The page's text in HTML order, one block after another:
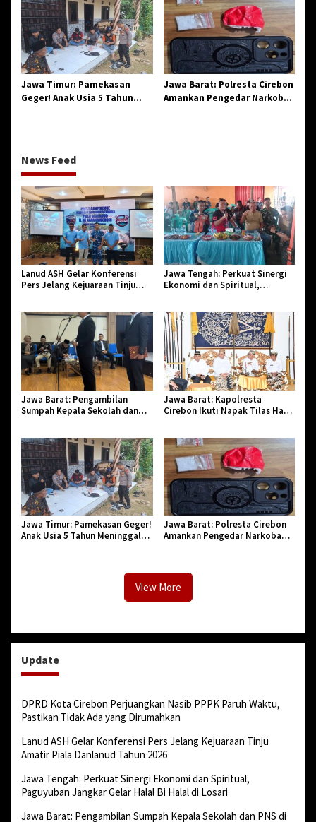
Aparatur Pendidikan dan
Birokrasi
Sejarah
Jawa Timur: Pamekasan
Geger! Anak Usia 5 Tahun
Jawa Barat: Polresta Cirebon
Amankan Pengedar Narkoba
News Feed
Lanud ASH Gelar Konferensi
Pers Jelang Kejuaraan Tinju
Jawa Tengah: Perkuat Sinergi
Ekonomi dan Spiritual,
Jawa Barat: Pengambilan
Sumpah Kepala Sekolah dan
Pendidikan dan Birokrasi
Jawa Barat: Kapolresta
Cirebon Ikuti Napak Tilas Hari
Jawa Timur: Pamekasan Geger!
Anak Usia 5 Tahun Meninggal
Jawa Barat: Polresta Cirebon
Amankan Pengedar Narkoba
View More
Update
DPRD Kota Cirebon Perjuangkan Nasib PPPK Paruh Waktu,
Pastikan Tidak Ada yang Dirumahkan
Lanud ASH Gelar Konferensi Pers Jelang Kejuaraan Tinju
Amatir Piala Danlanud Tahun 2026
Jawa Tengah: Perkuat Sinergi Ekonomi dan Spiritual,
Paguyuban Jangkar Gelar Halal Bi Halal di Losari
Jawa Barat: Pengambilan Sumpah Kepala Sekolah dan PNS di